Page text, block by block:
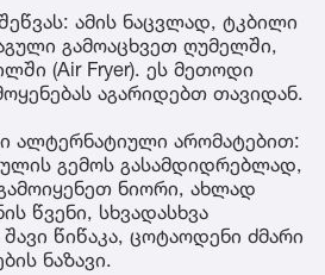
ამის ნაცვლად, ტკბილი
გამოაცხვეთ ღუმელში,
(Air Fryer). ეს მეთოდი
აგარიდებთ თავიდან.
ალტერნატიული არომატებით:
გემოს გასამდიდრებლად,
ნიორი, ახლად
წვენი, სხვადასხვა
წიწაკა, ცოტაოდენი ძმარი
ნაზავი.